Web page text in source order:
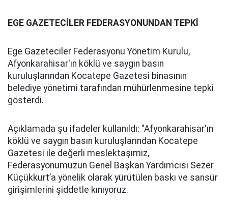
EGE GAZETECİLER FEDERASYONUNDAN TEPKİ
Ege Gazeteciler Federasyonu Yönetim Kurulu,
Afyonkarahisar'ın köklü ve saygın basın
kuruluşlarından Kocatepe Gazetesi binasının
belediye yönetimi tarafından mühürlenmesine tepki
gösterdi.
Açıklamada şu ifadeler kullanıldı: "Afyonkarahisar'ın
köklü ve saygın basın kuruluşlarından Kocatepe
Gazetesi ile değerli meslektaşımız,
Federasyonumuzun Genel Başkan Yardımcısı Sezer
Küçükkurt’a yönelik olarak yürütülen baskı ve sansür
girişimlerini şiddetle kınıyoruz.